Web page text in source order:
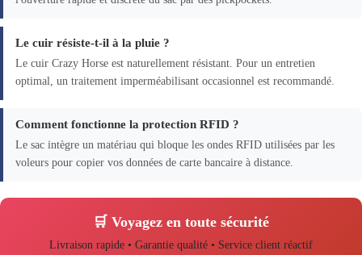
Le cuir résiste-t-il à la pluie ?
Le cuir Crazy Horse est naturellement résistant. Pour un entretien
optimal, un traitement imperméabilisant occasionnel est recommandé.
Comment fonctionne la protection RFID ?
Le sac intègre un matériau qui bloque les ondes RFID utilisées par les
voleurs pour copier vos données de carte bancaire à distance.
🛒 Voyagez en toute sécurité
Livraison rapide • Garantie qualité • Service client réactif